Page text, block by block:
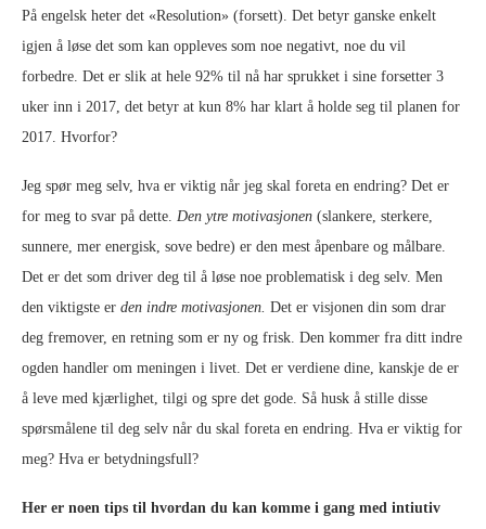
På engelsk heter det «Resolution» (forsett). Det betyr ganske enkelt
igjen å løse det som kan oppleves som noe negativt, noe du vil
forbedre. Det er slik at hele 92% til nå har sprukket i sine forsetter 3
uker inn i 2017, det betyr at kun 8% har klart å holde seg til planen for
2017. Hvorfor?
Jeg spør meg selv, hva er viktig når jeg skal foreta en endring? Det er
for meg to svar på dette. Den ytre motivasjonen (slankere, sterkere,
sunnere, mer energisk, sove bedre) er den mest åpenbare og målbare.
Det er det som driver deg til å løse noe problematisk i deg selv. Men
den viktigste er den indre motivasjonen. Det er visjonen din som drar
deg fremover, en retning som er ny og frisk. Den kommer fra ditt indre
ogden handler om meningen i livet. Det er verdiene dine, kanskje de er
å leve med kjærlighet, tilgi og spre det gode. Så husk å stille disse
spørsmålene til deg selv når du skal foreta en endring. Hva er viktig for
meg? Hva er betydningsfull?
Her er noen tips til hvordan du kan komme i gang med intiutiv